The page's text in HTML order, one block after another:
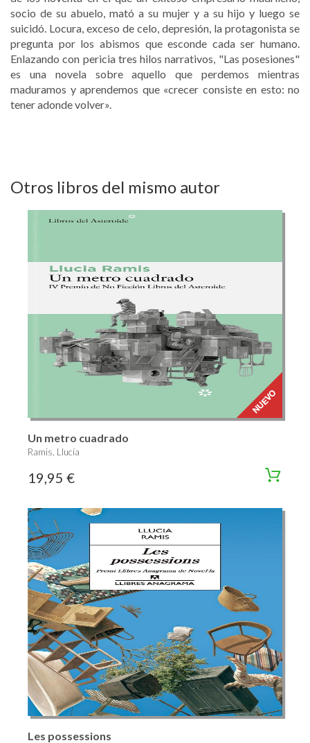
socio de su abuelo, mató a su mujer y a su hijo y luego se
suicidó. Locura, exceso de celo, depresión, la protagonista se
pregunta por los abismos que esconde cada ser humano.
Enlazando con pericia tres hilos narrativos, "Las posesiones"
es una novela sobre aquello que perdemos mientras
maduramos y aprendemos que «crecer consiste en esto: no
tener adonde volver».
Otros libros del mismo autor
Un metro cuadrado
Ramis, Llucía
19,95 €
Les possessions